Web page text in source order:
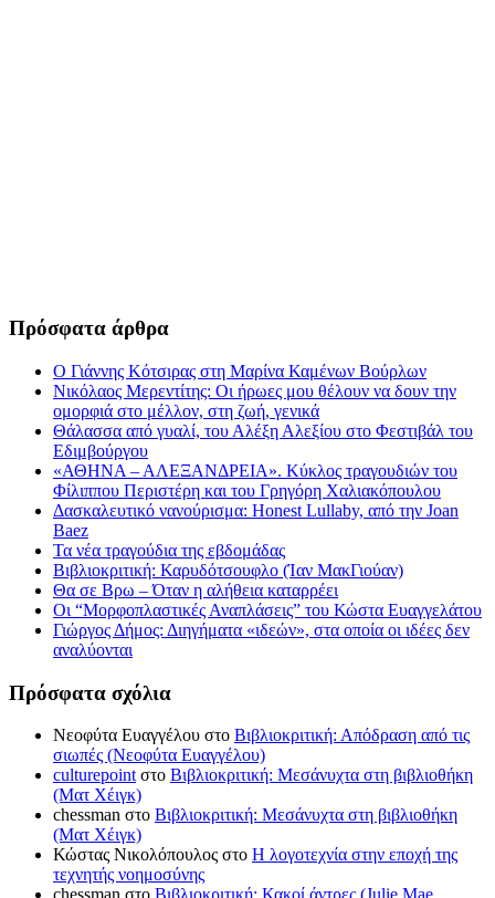
Πρόσφατα άρθρα
Ο Γιάννης Κότσιρας στη Μαρίνα Καμένων Βούρλων
Νικόλαος Μερεντίτης: Οι ήρωες μου θέλουν να δουν την
ομορφιά στο μέλλον, στη ζωή, γενικά
Θάλασσα από γυαλί, του Αλέξη Αλεξίου στο Φεστιβάλ του
Εδιμβούργου
«ΑΘΗΝΑ – ΑΛΕΞΑΝΔΡΕΙΑ». Κύκλος τραγουδιών του
Φίλιππου Περιστέρη και του Γρηγόρη Χαλιακόπουλου
Δασκαλευτικό νανούρισμα: Honest Lullaby, από την Joan
Baez
Τα νέα τραγούδια της εβδομάδας
Βιβλιοκριτική: Καρυδότσουφλο (Ίαν ΜακΓιούαν)
Θα σε Βρω – Όταν η αλήθεια καταρρέει
Οι “Μορφοπλαστικές Αναπλάσεις” του Κώστα Ευαγγελάτου
Γιώργος Δήμος: Διηγήματα «ιδεών», στα οποία οι ιδέες δεν
αναλύονται
Πρόσφατα σχόλια
Νεοφύτα Ευαγγέλου στο Βιβλιοκριτική: Απόδραση από τις
σιωπές (Νεοφύτα Ευαγγέλου)
culturepointστο Βιβλιοκριτική: Μεσάνυχτα στη βιβλιοθήκη
(Ματ Χέιγκ)
chessman στο Βιβλιοκριτική: Μεσάνυχτα στη βιβλιοθήκη
(Ματ Χέιγκ)
Κώστας Νικολόπουλος στο Η λογοτεχνία στην εποχή της
τεχνητής νοημοσύνης